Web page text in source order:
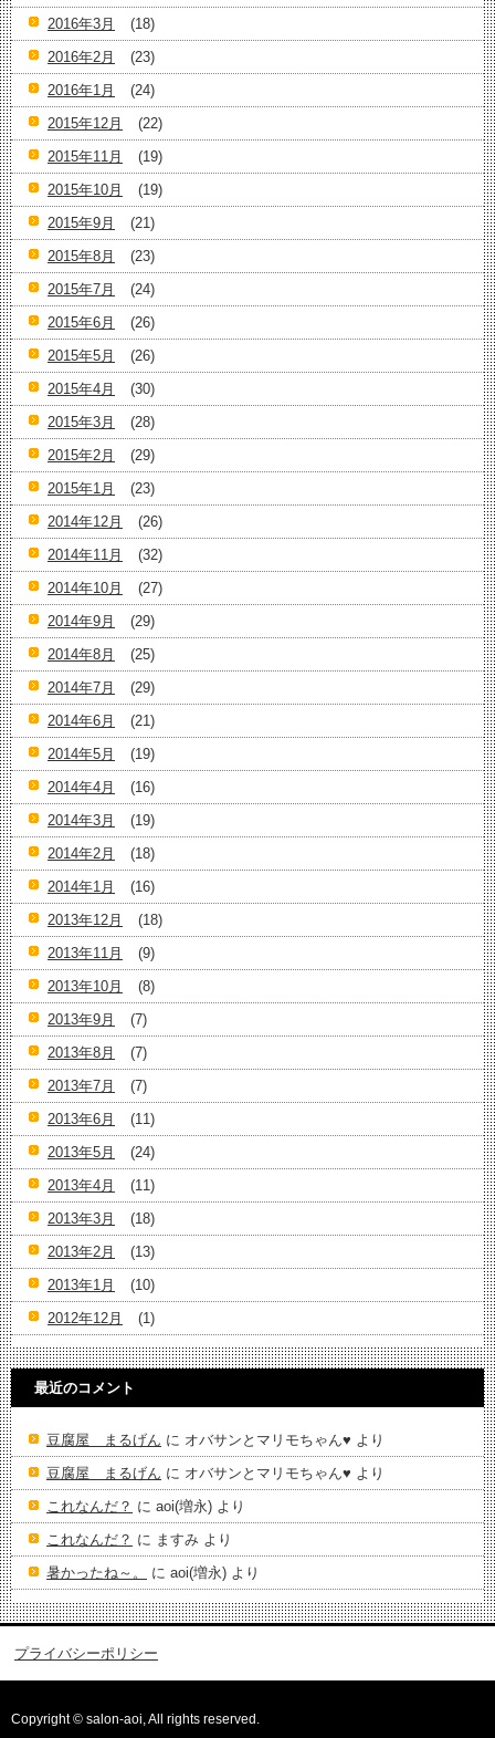
2016年3月
(18)
2016年2月
(23)
2016年1月
(24)
2015年12月
(22)
2015年11月
(19)
2015年10月
(19)
2015年9月
(21)
2015年8月
(23)
2015年7月
(24)
2015年6月
(26)
2015年5月
(26)
2015年4月
(30)
2015年3月
(28)
2015年2月
(29)
2015年1月
(23)
2014年12月
(26)
2014年11月
(32)
2014年10月
(27)
2014年9月
(29)
2014年8月
(25)
2014年7月
(29)
2014年6月
(21)
2014年5月
(19)
2014年4月
(16)
2014年3月
(19)
2014年2月
(18)
2014年1月
(16)
2013年12月
(18)
2013年11月
(9)
2013年10月
(8)
2013年9月
(7)
2013年8月
(7)
2013年7月
(7)
2013年6月
(11)
2013年5月
(24)
2013年4月
(11)
2013年3月
(18)
2013年2月
(13)
2013年1月
(10)
2012年12月
(1)
最近のコメント
豆腐屋 まるげん に オバサンとマリモちゃん♥️ より
豆腐屋 まるげん に オバサンとマリモちゃん♥️ より
これなんだ？ に aoi(増永) より
これなんだ？ に ますみ より
暑かったね～。
に aoi(増永) より
プライバシーポリシー
Copyright © salon-aoi, All rights reserved.